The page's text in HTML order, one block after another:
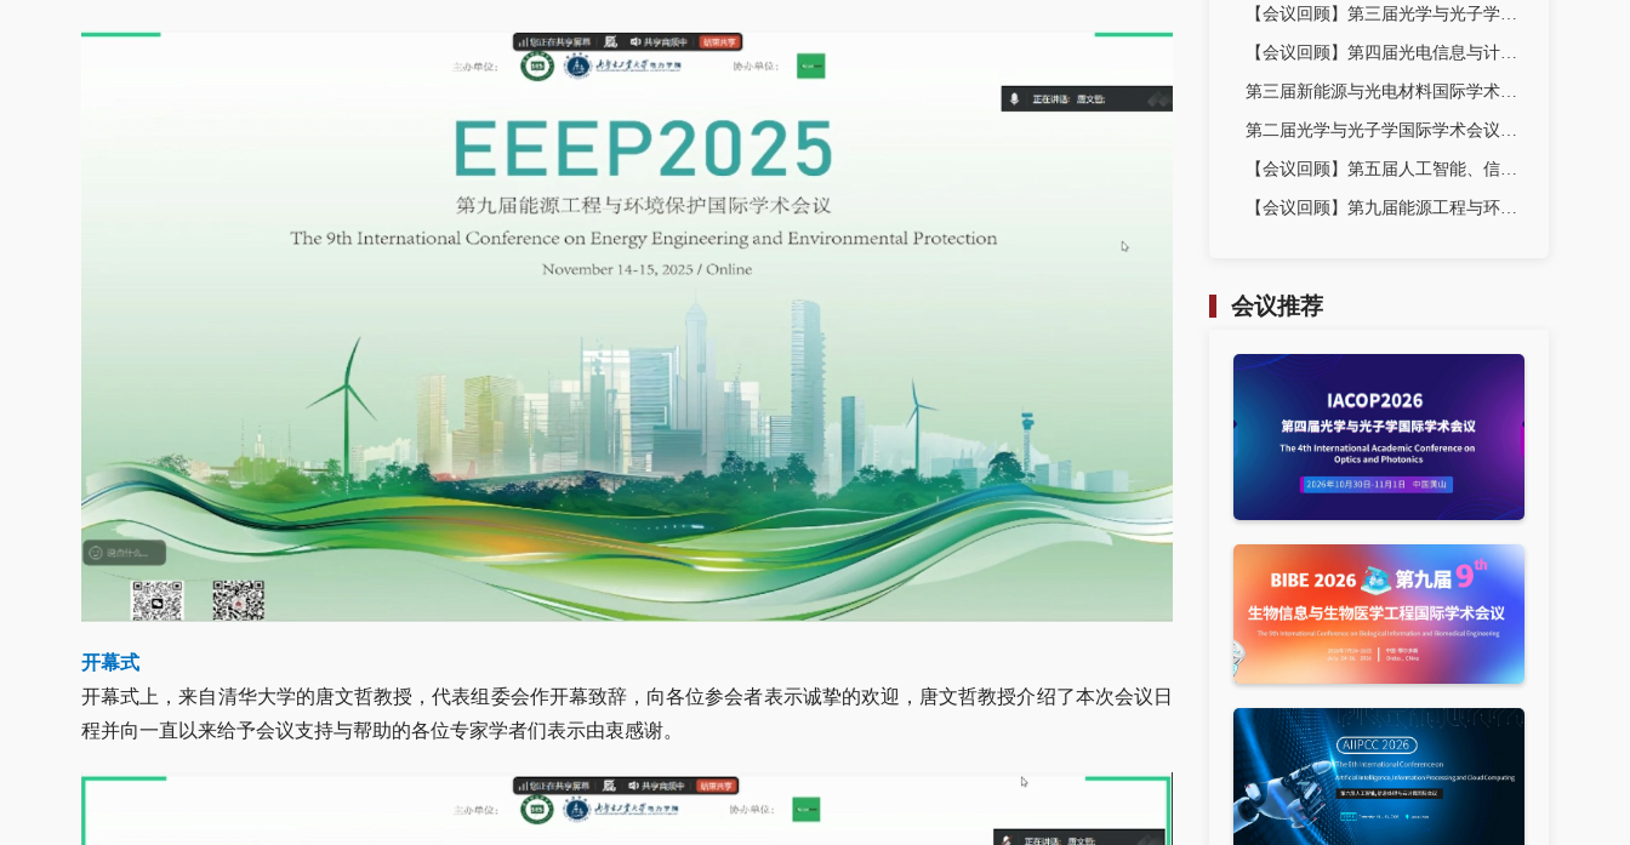
开幕式
开幕式上，来自清华大学的唐文哲教授，代表组委会作开幕致辞，向各位参会者表示诚挚的欢迎，唐文哲教授介绍了本次会议日
程并向一直以来给予会议支持与帮助的各位专家学者们表示由衷感谢。
【会议回顾】第三届光学与光子学国际学术会议（IACOP2025）圆满落幕！
【会议回顾】第四届光电信息与计算机工程国际学术会议（OICE2025）圆满落幕！
第三届新能源与光电材料国际学术会议成功召开
第二届光学与光子学国际学术会议(IACOP2024)成功召开！
【会议回顾】第五届人工智能、信息处理与云计算国际会议（AIIPCC2025）圆满落幕！
【会议回顾】第九届能源工程与环境保护国际学术会议（EEEP2025）圆满落幕！
会议推荐